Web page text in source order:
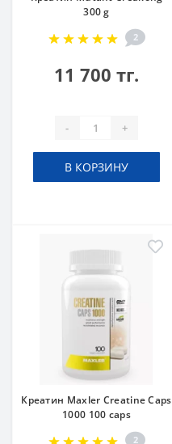
300 g
2
11 700 тг.
- +
В КОРЗИНУ
Креатин Maxler Creatine Caps
1000 100 caps
2